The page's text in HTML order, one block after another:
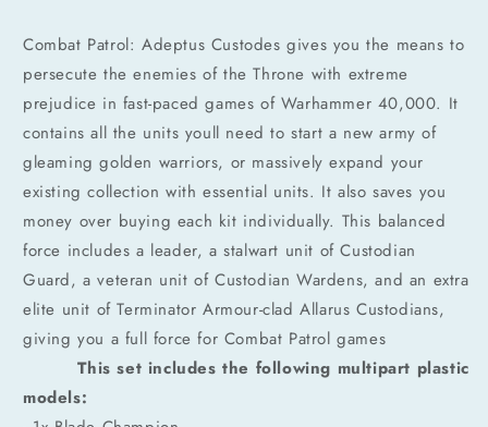
Combat Patrol: Adeptus Custodes gives you the means to
persecute the enemies of the Throne with extreme
prejudice in fast-paced games of Warhammer 40,000. It
contains all the units youll need to start a new army of
gleaming golden warriors, or massively expand your
existing collection with essential units. It also saves you
money over buying each kit individually. This balanced
force includes a leader, a stalwart unit of Custodian
Guard, a veteran unit of Custodian Wardens, and an extra
elite unit of Terminator Armour-clad Allarus Custodians,
giving you a full force for Combat Patrol games
This set includes the following multipart plastic
models:
Compra ahora y paga a meses
sin tarjeta de crédito